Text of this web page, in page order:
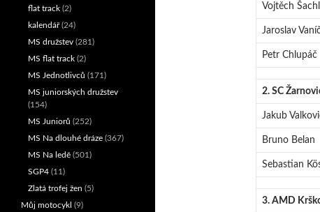
Vojtěch Šachl
Jaroslav
Petr Chlupáč
2. SC
Jakub
Bruno Belan
Sebastian
3. AMD
flat track (2)
kalendář(24)
MS družstev (281)
MS flat track (2)
MS Jednotlivců (171)
MS juniorských družstev
(154)
MS Juniorů (252)
MS Na dlouhé dráze (367)
MS Na ledě (501)
SGP4 (11)
Zlatá trofej žen (5)
Můj motocykl (9)